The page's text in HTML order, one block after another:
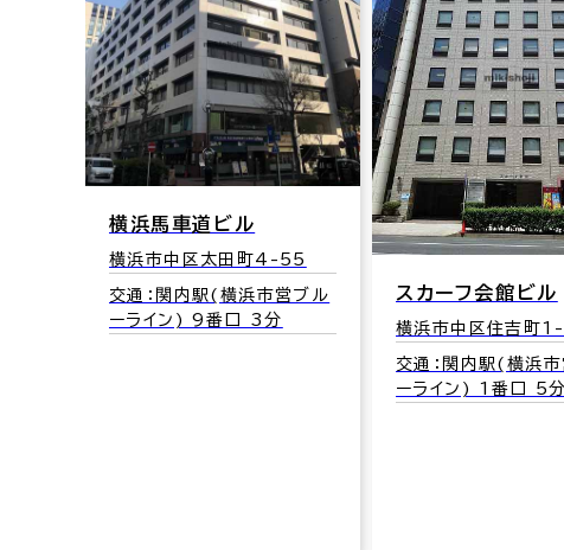
横浜馬車道ビル
横浜市中区太田町4-55
交通：関内駅(横浜市営ブル
ーライン) 9番口 3分
スカーフ会館ビル
横浜市中区住吉町
交通：関内駅(横浜
ーライン) 1番口 5分